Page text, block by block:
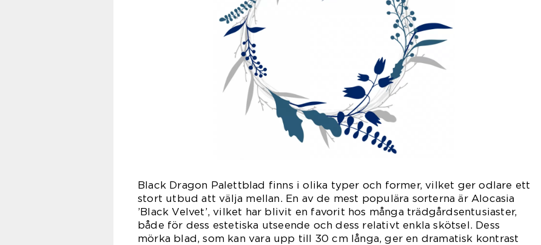
Black Dragon Palettblad finns i olika typer och former, vilket ger odlare ett
stort utbud att välja mellan. En av de mest populära sorterna är Alocasia
’Black Velvet’, vilket har blivit en favorit hos många trädgårdsentusiaster,
både för dess estetiska utseende och dess relativt enkla skötsel. Dess
mörka blad, som kan vara upp till 30 cm långa, ger en dramatisk kontrast